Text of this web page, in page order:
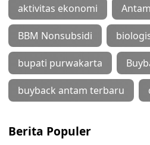
aktivitas ekonomi Antam
BBM Nonsubsidi
bupati purwakarta
buyback antam terbaru
Berita Populer